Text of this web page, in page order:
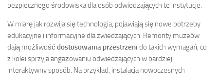
bezpiecznego środowiska dla osób odwiedzających te instytucje.
W miarę jak rozwija się technologia, pojawiają się nowe potrzeby
edukacyjne i informacyjne dla zwiedzających. Remonty muzeów
dają możliwość dostosowania przestrzeni do takich wymagań, co
z kolei sprzyja angażowaniu odwiedzających w bardziej
interaktywny sposób. Na przykład, instalacja nowoczesnych